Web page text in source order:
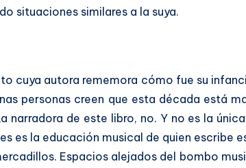
situaciones similares a la suya.
cuya autora rememora cómo fue su
personas creen que esta década está
narradora de este libro, no. Y no es la
es la educación musical de quien escribe
Espacios alejados del bombo